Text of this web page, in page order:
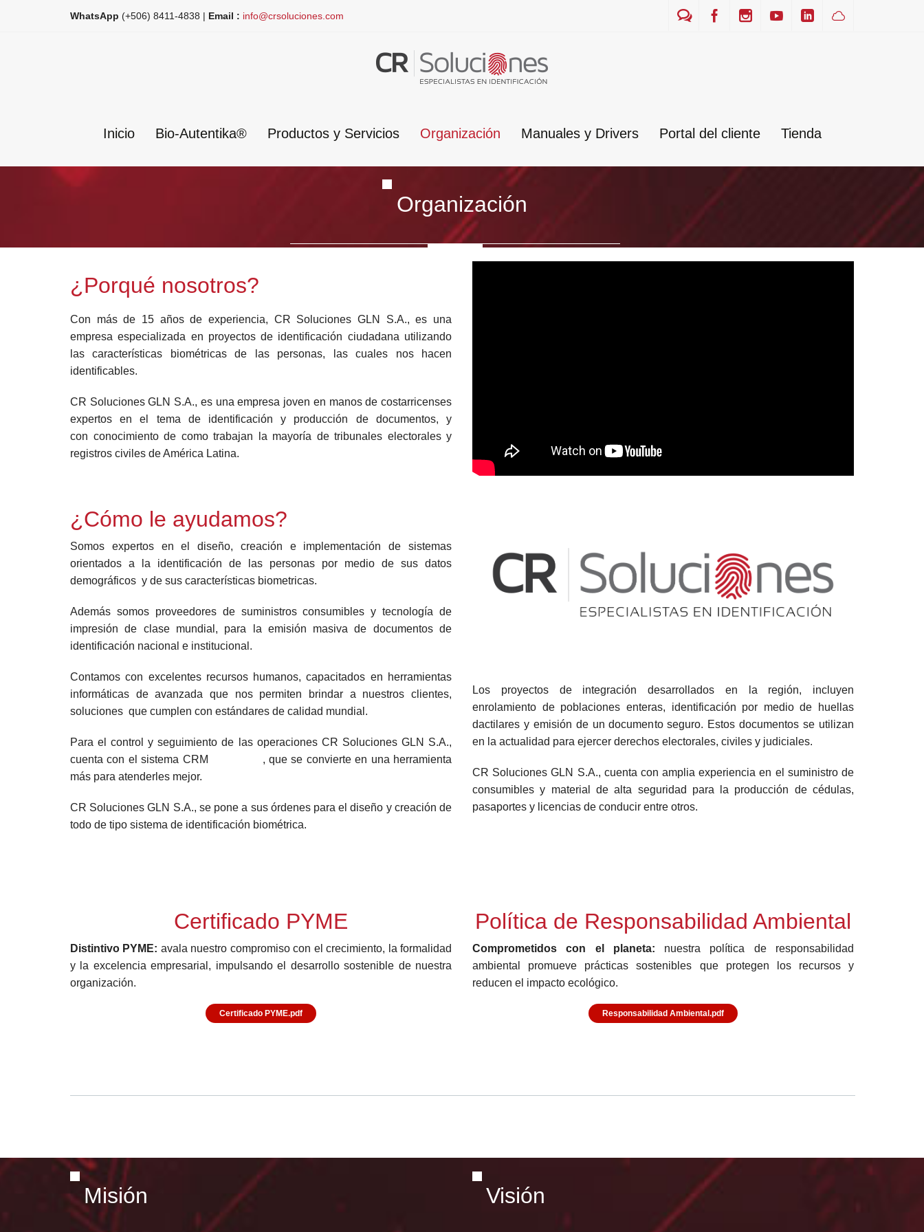
WhatsApp (+506) 8411-4838 | Email : info@crsoluciones.com
Inicio Bio-Autentika® Productos y Servicios Organización Manuales y Drivers Portal del cliente Tienda
Organización
¿Porqué nosotros?
Con más de 15 años de experiencia, CR Soluciones GLN S.A., es una
empresa especializada en proyectos de identificación ciudadana utilizando
las características biométricas de las personas, las cuales nos hacen
identificables.
CR Soluciones GLN S.A., es una empresa joven en manos de costarricenses
expertos en el tema de identificación y producción de documentos, y
con conocimiento de como trabajan la mayoría de tribunales electorales y
registros civiles de América Latina.
¿Cómo le ayudamos?
Somos expertos en el diseño, creación e implementación de sistemas
orientados a la identificación de las personas por medio de sus datos
demográficos y de sus características biometricas.
Además somos proveedores de suministros consumibles y tecnología de
impresión de clase mundial, para la emisión masiva de documentos de
identificación nacional e institucional.
Contamos con excelentes recursos humanos, capacitados en herramientas
informáticas de avanzada que nos permiten brindar a nuestros clientes,
soluciones que cumplen con estándares de calidad mundial.
Para el control y seguimiento de las operaciones CR Soluciones GLN S.A.,
cuenta con el sistema CRM
, que se convierte en una herramienta
más para atenderles mejor.
CR Soluciones GLN S.A., se pone a sus órdenes para el diseño y creación de
todo de tipo sistema de identificación biométrica.
Los proyectos de integración desarrollados en la región, incluyen
enrolamiento de poblaciones enteras, identificación por medio de huellas
dactilares y emisión de un documento seguro. Estos documentos se utilizan
en la actualidad para ejercer derechos electorales, civiles y judiciales.
CR Soluciones GLN S.A., cuenta con amplia experiencia en el suministro de
consumibles y material de alta seguridad para la producción de cédulas,
pasaportes y licencias de conducir entre otros.
Certificado PYME
Distintivo PYME: avala nuestro compromiso con el crecimiento, la formalidad
y la excelencia empresarial, impulsando el desarrollo sostenible de nuestra
organización.
Certificado PYME.pdf
Política de Responsabilidad Ambiental
Comprometidos con el planeta: nuestra política de responsabilidad
ambiental promueve prácticas sostenibles que protegen los recursos y
reducen el impacto ecológico.
Responsabilidad Ambiental.pdf
Misión Visión